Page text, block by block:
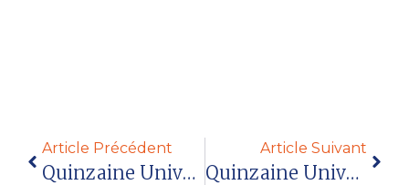
Article Précédent
Quinzaine Universitaire Avril 2018
Article Suivant
Quinzaine Universitaire Mai 2018